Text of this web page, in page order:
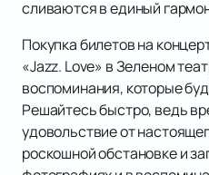
сливаются в единый
Покупка билетов на
«Jazz. Love» в Зеленом
воспоминания, которые
Решайтесь быстро, ведь
удовольствие от
роскошной обстановке и